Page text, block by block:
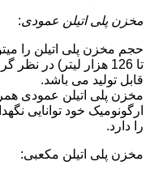
مخزن پلی اتیلن عمودی:
تا 126 هزار لیتر) در
قابل تولید می باشد.
مخزن پلی اتیلن عمودی
ارگونومیک خود توانایی
را دارد.
مخزن پلی اتیلن مکعبی: